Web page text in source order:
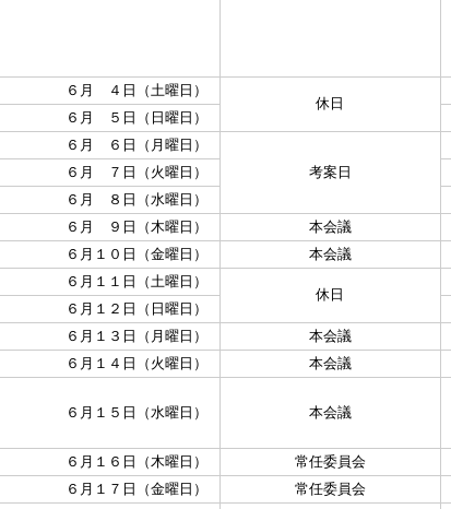
６月 ４日（土曜日）
休日
６月 ５日（日曜日）
６月 ６日（月曜日）
考案日
６月 ７日（火曜日）
６月 ８日（水曜日）
６月 ９日（木曜日） 本会議
６月１０日（金曜日） 本会議
６月１１日（土曜日）
休日
６月１２日（日曜日）
６月１３日（月曜日） 本会議
６月１４日（火曜日） 本会議
６月１５日（水曜日） 本会議
６月１６日（木曜日）
常任委員会
６月１７日（金曜日）
常任委員会